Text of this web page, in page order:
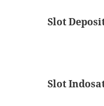
Slot
Slot